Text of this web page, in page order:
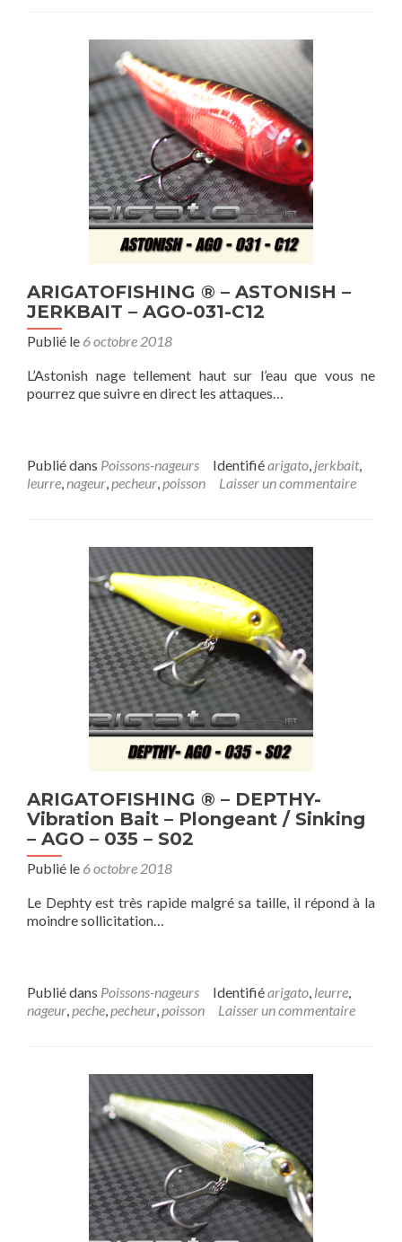
ARIGATOFISHING ® – ASTONISH –
JERKBAIT – AGO-031-C12
Publié le 6 octobre 2018
L’Astonish nage tellement haut sur l’eau que vous ne
pourrez que suivre en direct les attaques…
Publié dans Poissons-nageurs Identifiéarigato, jerkbait,
leurre,nageur,pecheur,poisson Laisser un commentaire
ARIGATOFISHING ® – DEPTHY-
Vibration Bait – Plongeant / Sinking
– AGO – 035 – S02
Publié le 6 octobre 2018
Le Dephty est très rapide malgré sa taille, il répond à la
moindre sollicitation…
Publié dans Poissons-nageurs Identifiéarigato, leurre,
nageur,peche,pecheur,poisson Laisser un commentaire